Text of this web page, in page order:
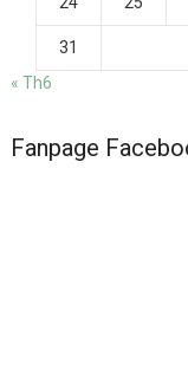
31
« Th6
Fanpage